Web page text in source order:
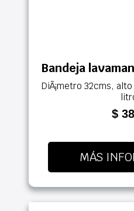
Bandeja
DiÃ¡metro 32cms,
$
MÁS